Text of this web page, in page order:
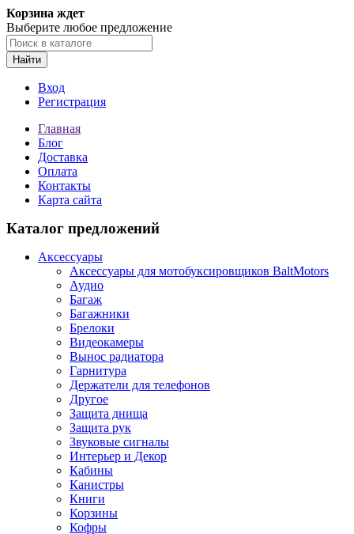
Корзина ждет
Выберите любое предложение
Найти
Вход
Регистрация
Главная
Блог
Доставка
Оплата
Контакты
Карта сайта
Каталог предложений
Аксессуары
Аксессуары для мотобуксировщиков BaltMotors
Аудио
Багаж
Багажники
Брелоки
Видеокамеры
Вынос радиатора
Гарнитура
Держатели для телефонов
Другое
Защита днища
Защита рук
Звуковые сигналы
Интерьер и Декор
Кабины
Канистры
Книги
Корзины
Кофры